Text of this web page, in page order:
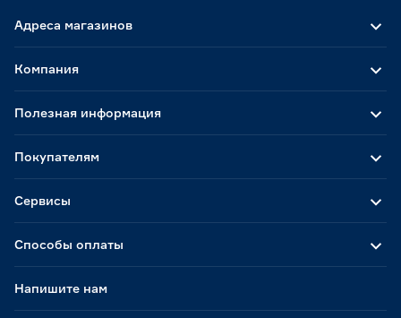
Адреса магазинов
Способы оплаты
Компания
Полезная информация
Покупателям
Сервисы
Напишите нам